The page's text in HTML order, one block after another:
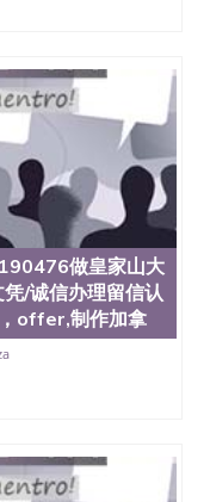
做皇家山大
/诚信办理留信认
offer,制作加拿